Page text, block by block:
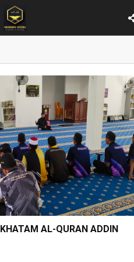
AL-QURAN ADDIN